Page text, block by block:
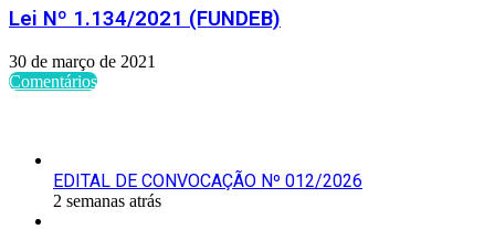
Lei Nº 1.134/2021 (FUNDEB)
30 de março de 2021
Comentários
EDITAL DE CONVOCAÇÃO Nº 012/2026
2 semanas atrás